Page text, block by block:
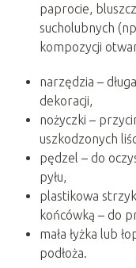
paprocie,
sucholubnych
kompozycji
narzędzia –
dekoracji,
nożyczki –
uszkodzonych
pędzel – do
pyłu,
plastikowa
końcówką – do
mała łyżka lub
podłoża.